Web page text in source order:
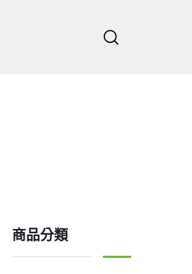
商品分類